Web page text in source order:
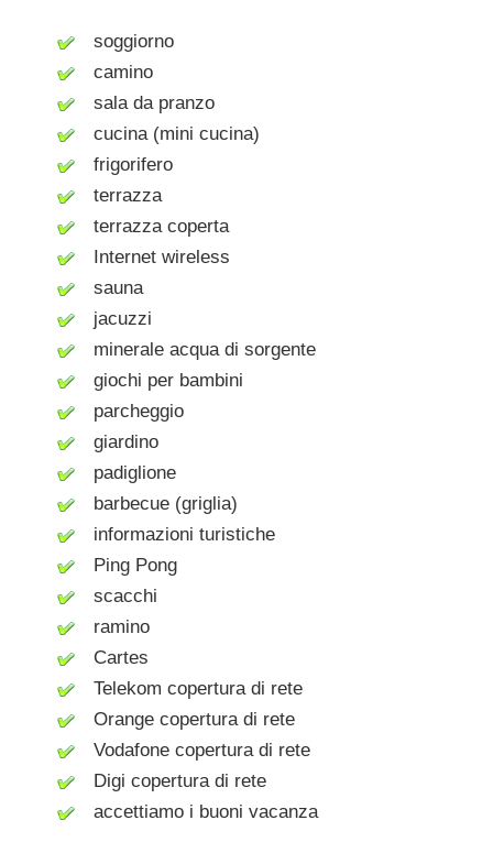
soggiorno
camino
sala da pranzo
cucina (mini cucina)
frigorifero
terrazza
terrazza coperta
Internet wireless
sauna
jacuzzi
minerale acqua di sorgente
giochi per bambini
parcheggio
giardino
padiglione
barbecue (griglia)
informazioni turistiche
Ping Pong
scacchi
ramino
Cartes
Telekom copertura di rete
Orange copertura di rete
Vodafone copertura di rete
Digi copertura di rete
accettiamo i buoni vacanza